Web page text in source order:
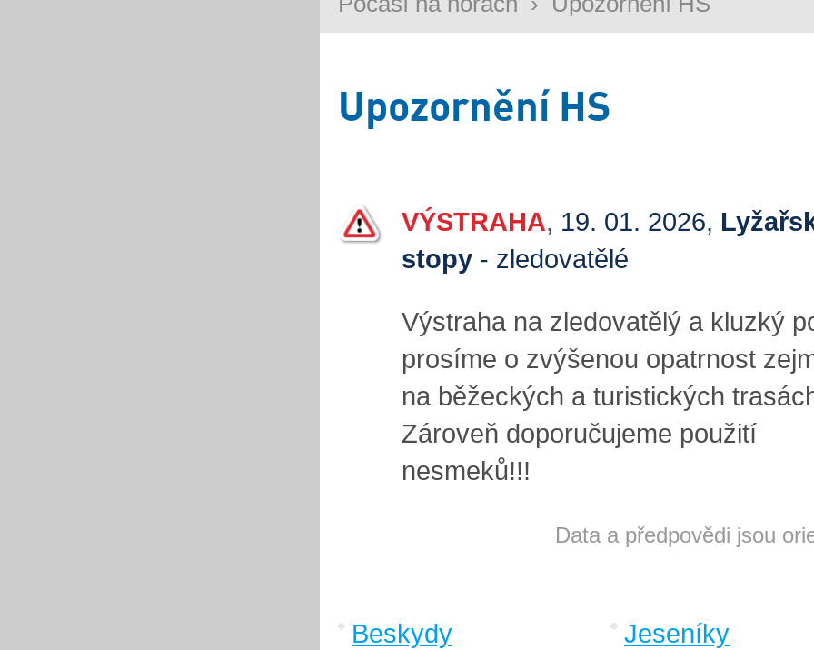
Upozornění HS
VÝSTRAHA, 19. 01. 2026,
stopy - zledovatělé
Výstraha na zledovatělý a kluzký
prosíme o zvýšenou opatrnost
na běžeckých a turistických
Zároveň doporučujeme použití
nesmeků!!!
Data a předpovědi jsou
Beskydy
Jeseníky